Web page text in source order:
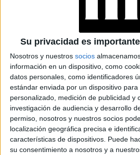
Su privacidad es
Nosotros y nuestros socios
información en un dispositivo, como
datos personales, como identificadores
estándar enviada por un dispositivo
personalizado, medición de publicidad y
investigación de audiencia y desarrollo
permiso, nosotros y nuestros socios
localización geográfica precisa e
características de dispositivos. Puede
su consentimiento a nosotros y a